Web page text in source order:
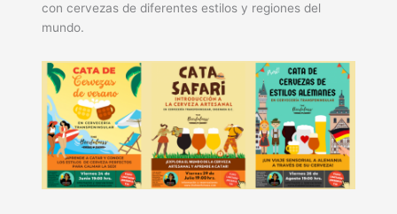
con cervezas de diferentes estilos y regiones del
mundo.